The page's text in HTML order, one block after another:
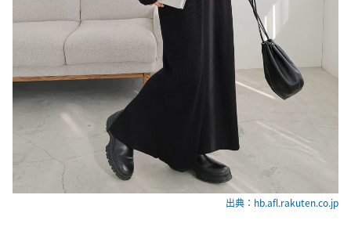
出典：hb.afl.rakuten.co.jp